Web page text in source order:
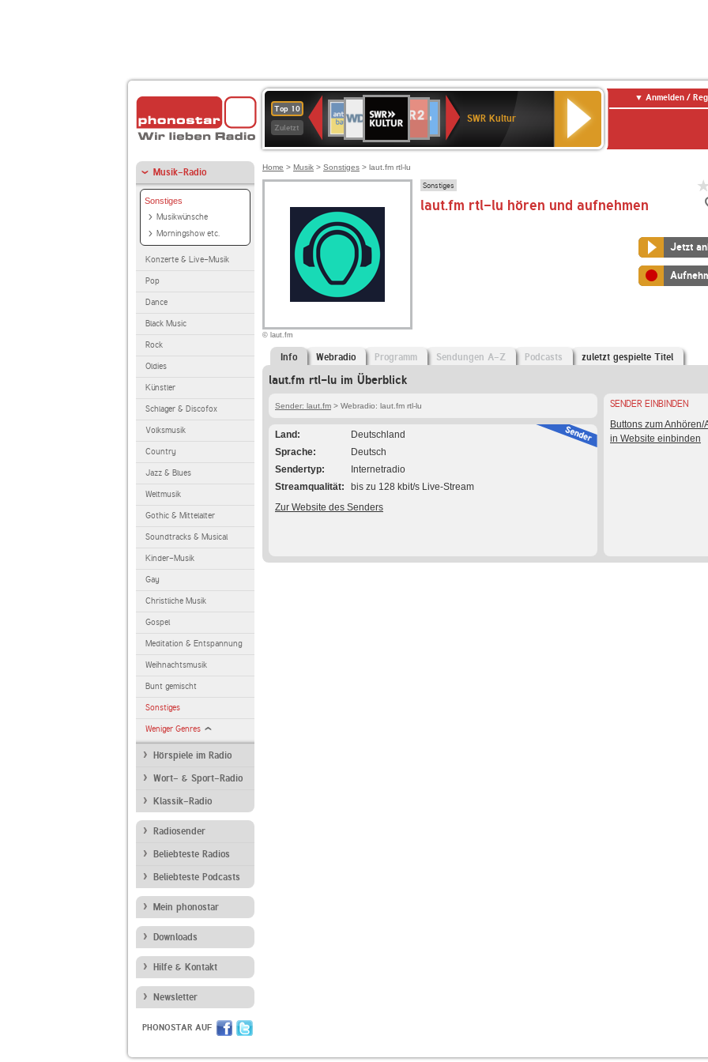
Top 10
Zuletzt
Deutschlandfunk
80er
90er
OLDIE
ANTENNE
SWR3
WDR
4
BR-
KLASSIK
Deutschlandfunk
Kultur
ANTENNE
BAYERN
2
Kultur2
SWR Kultur
Anmelden /
Musik-Radio
Sonstiges
Musikwünsche
Morningshow etc.
Konzerte & Live-Musik
Pop
Dance
Black Music
Rock
Oldies
Künstler
Schlager & Discofox
Volksmusik
Country
Jazz & Blues
Weltmusik
Gothic & Mittelalter
Soundtracks & Musical
Kinder-Musik
Gay
Christliche Musik
Gospel
Meditation & Entspannung
Weihnachtsmusik
Bunt gemischt
Sonstiges
Weniger Genres
Hörspiele im Radio
Wort- & Sport-Radio
Klassik-Radio
Radiosender
Beliebteste Radios
Beliebteste Podcasts
Mein phonostar
Downloads
Hilfe & Kontakt
Newsletter
PHONOSTAR AUF
Home > Musik > Sonstiges > laut.fm rtl-lu
© laut.fm
Sonstiges
laut.fm rtl-lu hören und aufnehmen
Jetzt
Info Webradio Programm Sendungen A-Z Podcasts zuletzt gespielte Titel
laut.fm rtl-lu im Überblick
Sender: laut.fm > Webradio: laut.fm rtl-lu
Land
Deutschland
Sprache
Deutsch
Sendertyp
Internetradio
Streamqualität
bis zu 128 kbit/s Live-Stream
Zur Website des Senders
SENDER EINBINDEN
Buttons zum Anhören/
in Website einbinden